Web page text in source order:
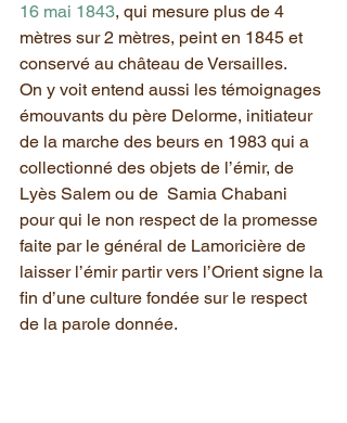
16 mai 1843, qui mesure plus de 4
mètres sur 2 mètres, peint en 1845 et
conservé au château de Versailles.
On y voit entend aussi les témoignages
émouvants du père Delorme, initiateur
de la marche des beurs en 1983 qui a
collectionné des objets de l’émir, de
Lyès Salem ou de  Samia Chabani
pour qui le non respect de la promesse
faite par le général de Lamoricière de
laisser l’émir partir vers l’Orient signe la
fin d’une culture fondée sur le respect
de la parole donnée.